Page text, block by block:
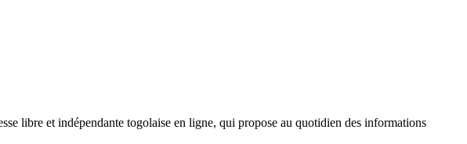
libre et indépendante togolaise en ligne, qui propose au quotidien des informations